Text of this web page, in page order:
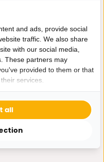
klaar.
ons
and ads, provide social
traffic. We also share
with our social media,
These partners may
provided to them or that
services.
all